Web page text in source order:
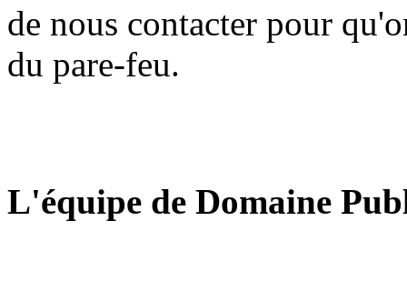
de nous contacter pour
du pare-feu.
L'équipe de Domaine